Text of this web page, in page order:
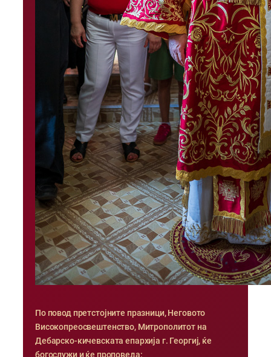
По повод претстојните празници, Неговото
Високопреосвештенство, Митрополитот на
Дебарско-кичевската епархија г. Георгиј, ќе